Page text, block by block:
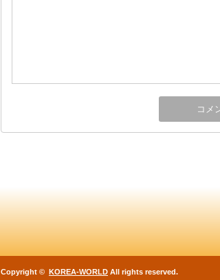
Copyright © KOREA-WORLD All rights reserved.